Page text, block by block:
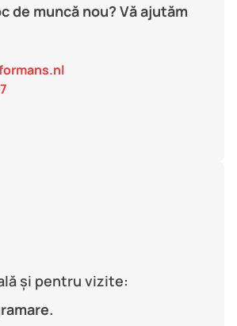
de muncă nou? Vă ajutăm
și pentru vizite: